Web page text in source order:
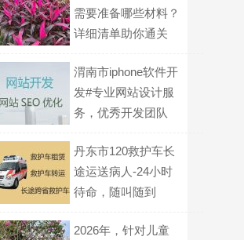
需要准备哪些材料？
详细清单助你通关
渭南市iphone软件开
发#专业网站设计服
务，优秀开发团队
丹东市120救护车长
途运送病人-24小时
待命，随叫随到
2026年，针对儿童